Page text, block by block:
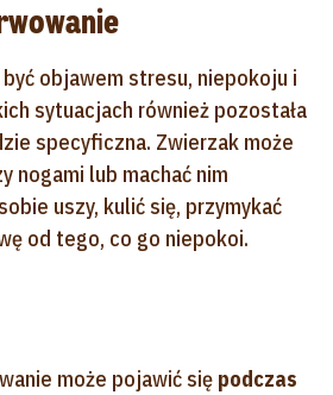
objawem stresu, niepokoju i
sytuacjach również pozostała
specyficzna. Zwierzak może
nogami lub machać nim
uszy, kulić się, przymykać
od tego, co go niepokoi.
może pojawić się podczas